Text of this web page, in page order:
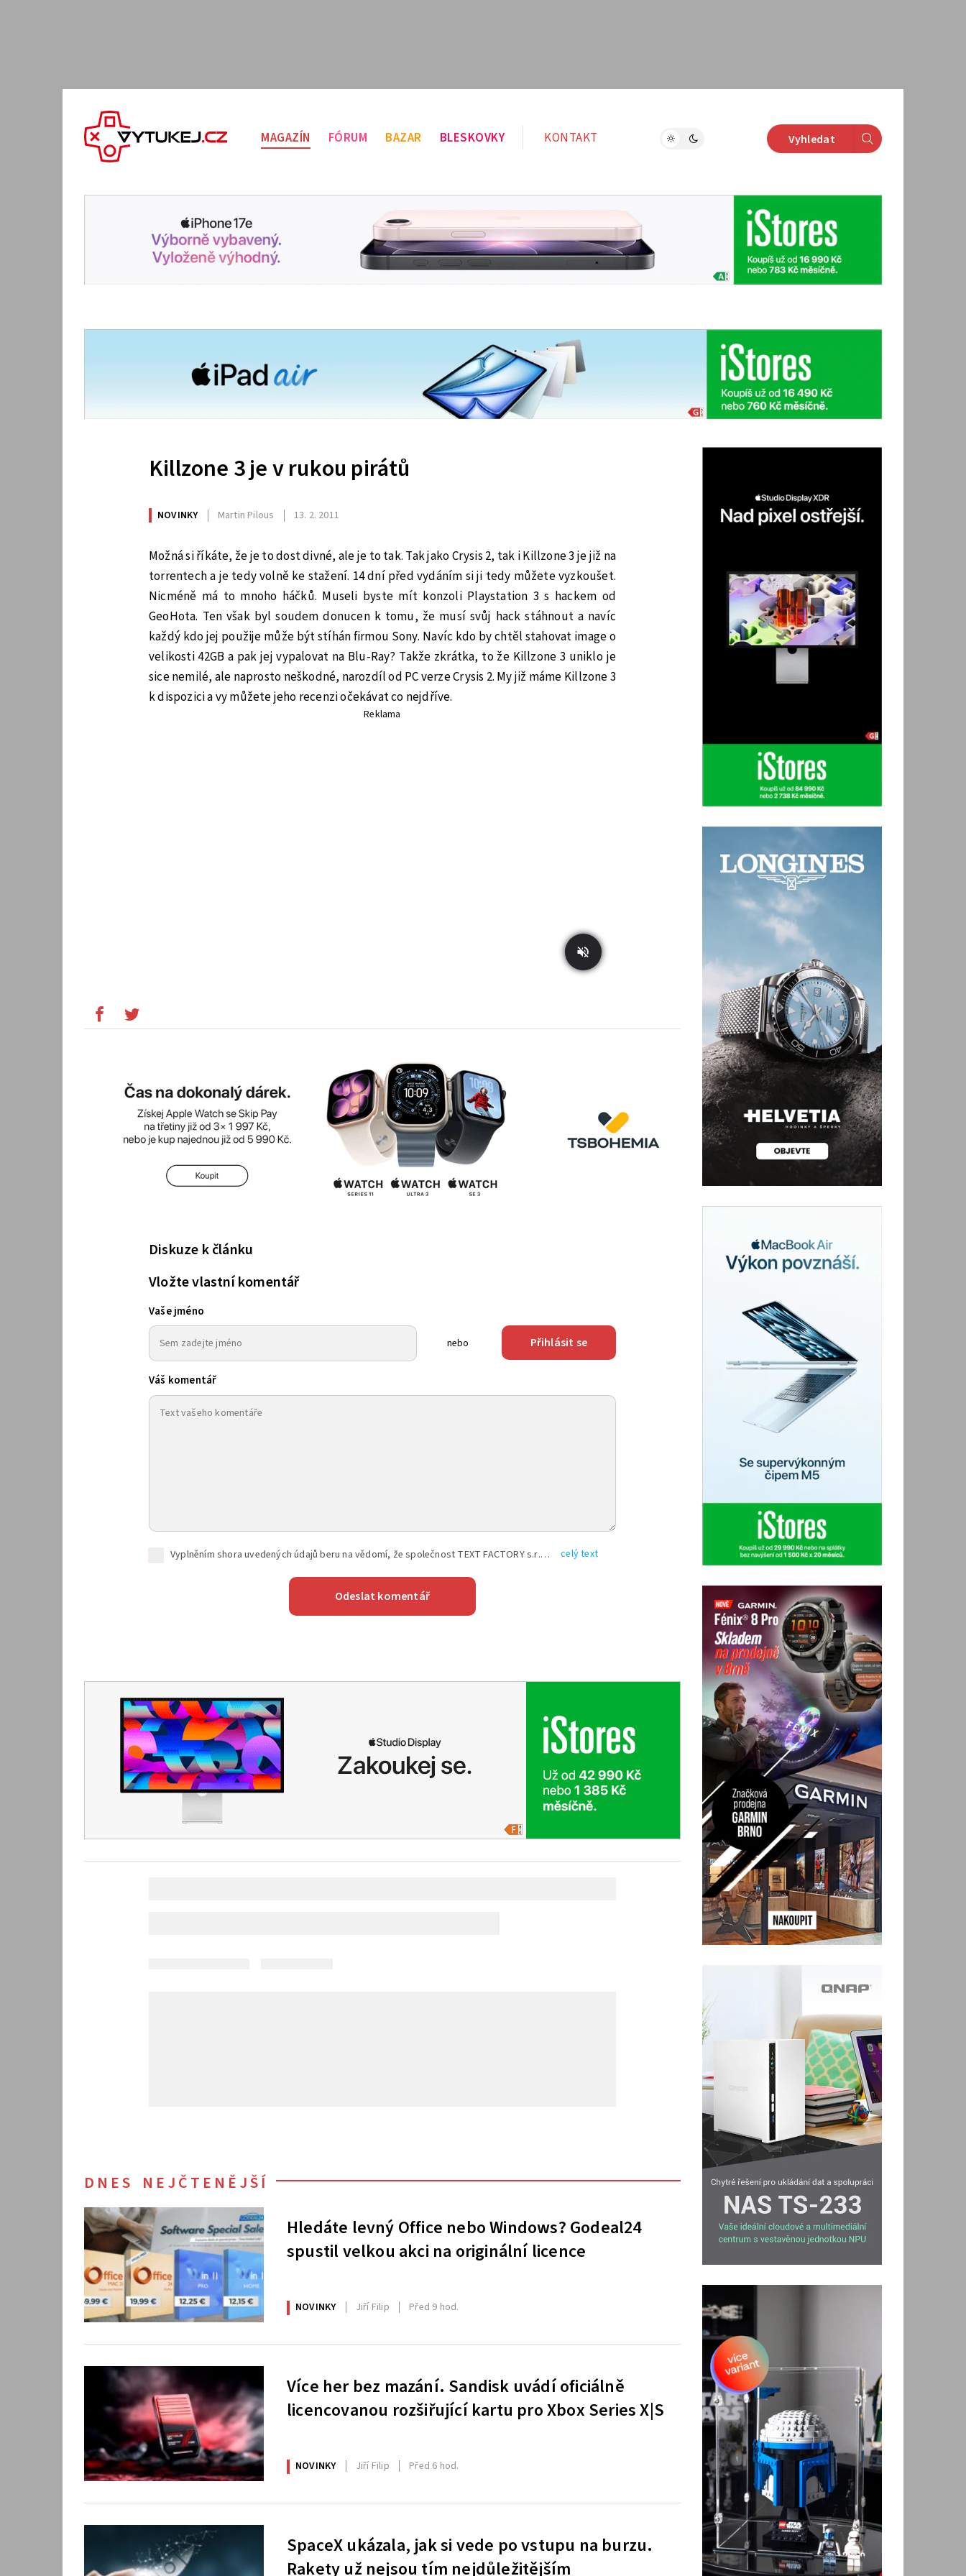
MAGAZÍN FÓRUM BAZAR BLESKOVKY KONTAKT Vyhledat
Killzone 3 je v rukou pirátů
NOVINKY Martin Pilous 13. 2. 2011
Možná si říkáte, že je to dost divné, ale je to tak. Tak jako Crysis 2, tak i Killzone 3 je již na
torrentech a je tedy volně ke stažení. 14 dní před vydáním si ji tedy můžete vyzkoušet.
Nicméně má to mnoho háčků. Museli byste mít konzoli Playstation 3 s hackem od
GeoHota. Ten však byl soudem donucen k tomu, že musí svůj hack stáhnout a navíc
každý kdo jej použije může být stíhán firmou Sony. Navíc kdo by chtěl stahovat image o
velikosti 42GB a pak jej vypalovat na Blu-Ray? Takže zkrátka, to že Killzone 3 uniklo je
sice nemilé, ale naprosto neškodné, narozdíl od PC verze Crysis 2. My již máme Killzone 3
k dispozici a vy můžete jeho recenzi očekávat co nejdříve.
Reklama
Diskuze k článku
Vložte vlastní komentář
Vaše jméno
nebo Přihlásit se
Váš komentář
Vyplněním shora uvedených údajů beru na vědomí, že společnost TEXT FACTORY s.r.o., sídlem Brno, Durďákova 336/29, Černá Pole, PSČ: 613 00, IČ: 06157831, zapsané u Krajského soudu v Brně, oddíl C, vložka 100399, bude zpracovávat mé osobní údaje uvedené v rámci mnou vyplněného registračního formuláře na základě oprávněných zájmů TEXT FACTORY s.r.o. dle čl. 6 odst. 1 písm. f) GDPR a pro splnění právních povinností (čl. 6 odst. 1 písm. c) GDPR), a to pro tyto účely: nezbytnost zajistit oprávnění návštěvníka webových stránek provozovaných společností TEXT FACTORY s.r.o. přispívat aktivně ke zveřejněným článkům nebo v rámci diskusních fór a výkon práv TEXT FACTORY s.r.o. jako administrátora těchto diskusních fór. Více informací o zpracování osobních údajů a právech lze nalézt v celý text
DNES NEJČTENĚJŠÍ
Hledáte levný Office nebo Windows? Godeal24
spustil velkou akci na originální licence
NOVINKY Jiří Filip Před 9 hod.
Více her bez mazání. Sandisk uvádí oficiálně
licencovanou rozšiřující kartu pro Xbox Series X|S
NOVINKY Jiří Filip Před 6 hod.
SpaceX ukázala, jak si vede po vstupu na burzu.
Rakety už nejsou tím nejdůležitějším